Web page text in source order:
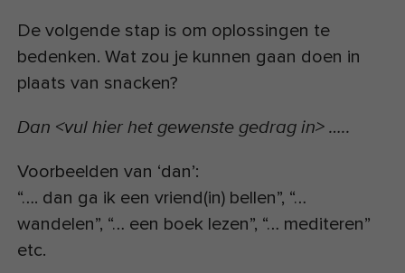
De volgende stap is om oplossingen te
bedenken. Wat zou je kunnen gaan doen in
plaats van snacken?
Dan <vul hier het gewenste gedrag in> …..
Voorbeelden van ‘dan’:
“…. dan ga ik een vriend(in) bellen”, “…
wandelen”, “… een boek lezen”, “… mediteren”
etc.